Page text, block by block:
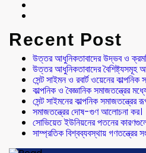
Recent Post
উত্তর আধুনিকতাবাদের উদ্ভব ও
উত্তর আধুনিকতাবাদের বৈশিষ্ট্যসমূহ
সেন্ট সাইমন ও রবার্ট ওয়েনের
কাল্পনিক ও বৈজ্ঞানিক সমাজতন্ত্রের
সেন্ট সাইমনের কাল্পনিক সমাজতন্ত্রের
সমাজতন্ত্রের দোষ-গুণ আলোচনা কর।
সোভিয়েত ইউনিয়নের পতনের
সাম্প্রতিক বিশ্বব্যবস্থায়